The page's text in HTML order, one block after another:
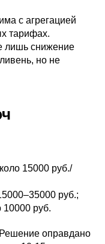
с агрегацией
тарифах.
лишь снижение
но не
15000 руб./
руб.;
10000 руб.
оправдано